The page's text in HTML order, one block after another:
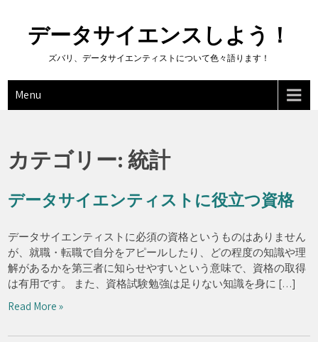
データサイエンスしよう！
ズバリ、データサイエンティストについて色々語ります！
Menu
カテゴリー:統計
データサイエンティストに役立つ資格
データサイエンティストに必須の資格というものはありません
が、就職・転職で自分をアピールしたり、どの程度の知識や理
解があるかを第三者に知らせやすいという意味で、資格の取得
は有用です。 また、資格試験勉強は足りない知識を身に […]
Read More »